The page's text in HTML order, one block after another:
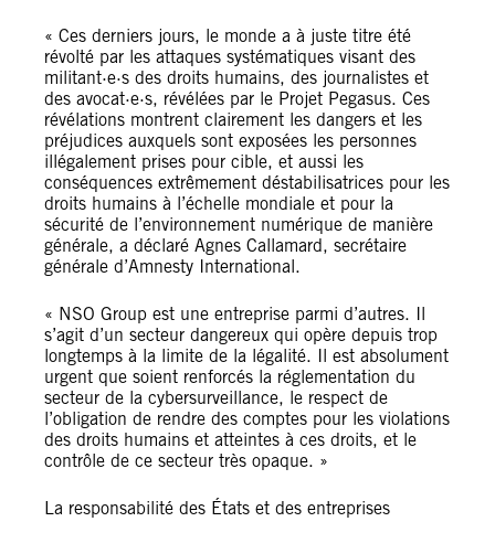
« Ces derniers jours, le monde a à juste titre été
révolté par les attaques systématiques visant des
militant·e·s des droits humains, des journalistes et
des avocat·e·s, révélées par le Projet Pegasus. Ces
révélations montrent clairement les dangers et les
préjudices auxquels sont exposées les personnes
illégalement prises pour cible, et aussi les
conséquences extrêmement déstabilisatrices pour les
droits humains à l’échelle mondiale et pour la
sécurité de l’environnement numérique de manière
générale, a déclaré Agnes Callamard, secrétaire
générale d’Amnesty International.
« NSO Group est une entreprise parmi d’autres. Il
s’agit d’un secteur dangereux qui opère depuis trop
longtemps à la limite de la légalité. Il est absolument
urgent que soient renforcés la réglementation du
secteur de la cybersurveillance, le respect de
l’obligation de rendre des comptes pour les violations
des droits humains et atteintes à ces droits, et le
contrôle de ce secteur très opaque. »
La responsabilité des États et des entreprises